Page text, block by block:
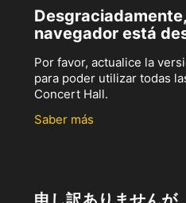
navegador está
Por favor, actualice la
para poder utilizar todas
Concert Hall.
Saber más